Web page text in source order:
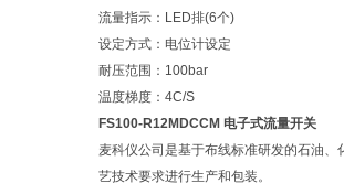
流量指示：LED排(6个)
设定方式：电位计设定
耐压范围：100bar
温度梯度：4C/S
FS100-R12MDCCM 电子式流量开关
麦科仪公司是基于布线标准研发的石油
艺技术要求进行生产和包装。